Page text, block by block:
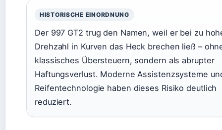
HISTORISCHE EINORDNUNG
Der 997 GT2 trug den Namen, weil er bei zu
Drehzahl in Kurven das Heck brechen ließ –
klassisches Übersteuern, sondern als abrupter
Haftungsverlust. Moderne Assistenzsysteme
Reifentechnologie haben dieses Risiko deutlich
reduziert.